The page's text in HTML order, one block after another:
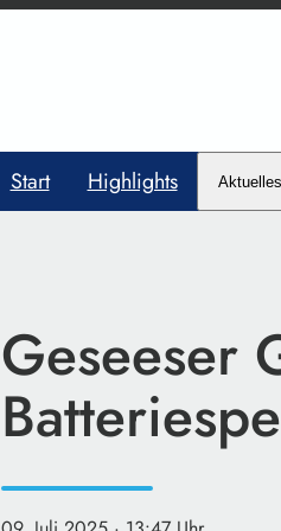
Start Highlights Aktuelles
Geseeser